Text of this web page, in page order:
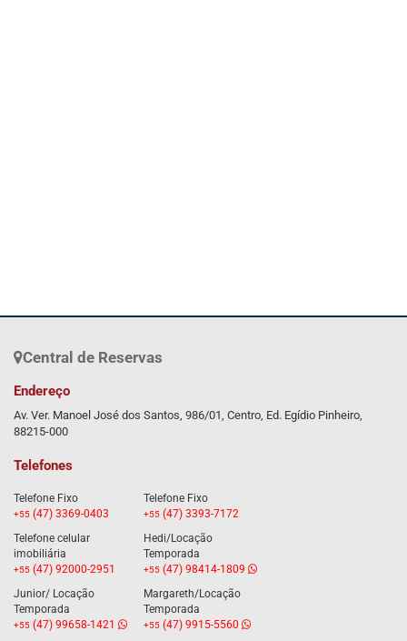
Central de Reservas
Endereço
Av. Ver. Manoel José dos Santos, 986/01, Centro, Ed. Egídio Pinheiro,
88215-000
Telefones
Telefone Fixo
+55 (47) 3369-0403
Telefone Fixo
+55(47) 3393-7172
Telefone celular
imobiliária
+55 (47) 92000-2951
Hedi/Locação
Temporada
+55(47) 98414-1809
Junior/ Locação
Temporada
+55 (47) 99658-1421
Margareth/Locação
Temporada
+55(47) 9915-5560